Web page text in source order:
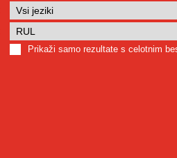
Prikaži samo rezultate s celotnim